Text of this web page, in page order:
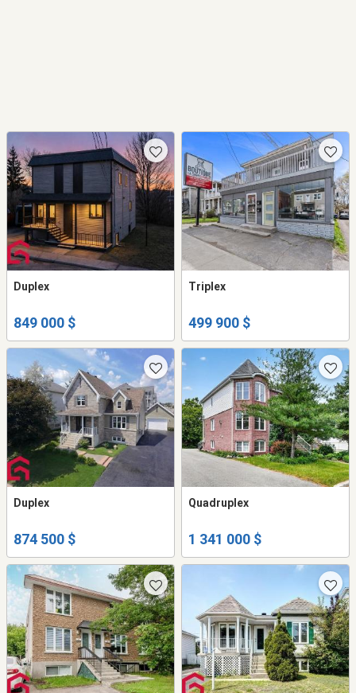
Duplex
849 000 $
Triplex
499 900 $
Duplex
874 500 $
Quadruplex
1 341 000 $